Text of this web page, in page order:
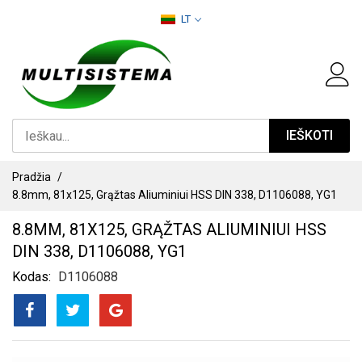
LT
IEŠKOTI
Pradžia
8.8mm, 81x125, Grąžtas Aliuminiui HSS DIN 338, D1106088, YG1
8.8MM, 81X125, GRĄŽTAS ALIUMINIUI HSS
DIN 338, D1106088, YG1
Kodas D1106088